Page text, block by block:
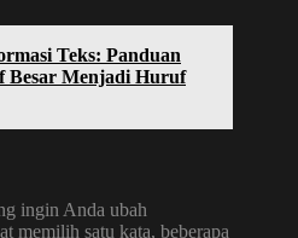
Teks: Panduan
Besar Menjadi Huruf
ingin Anda ubah
memilih satu kata, beberapa